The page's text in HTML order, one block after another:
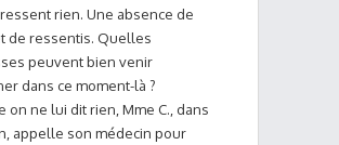
rien. Une absence de
de ressentis. Quelles
peuvent bien venir
dans ce moment-là ?
on ne lui dit rien, Mme C., dans
appelle son médecin pour